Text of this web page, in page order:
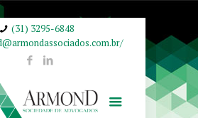
(31) 3295-6848